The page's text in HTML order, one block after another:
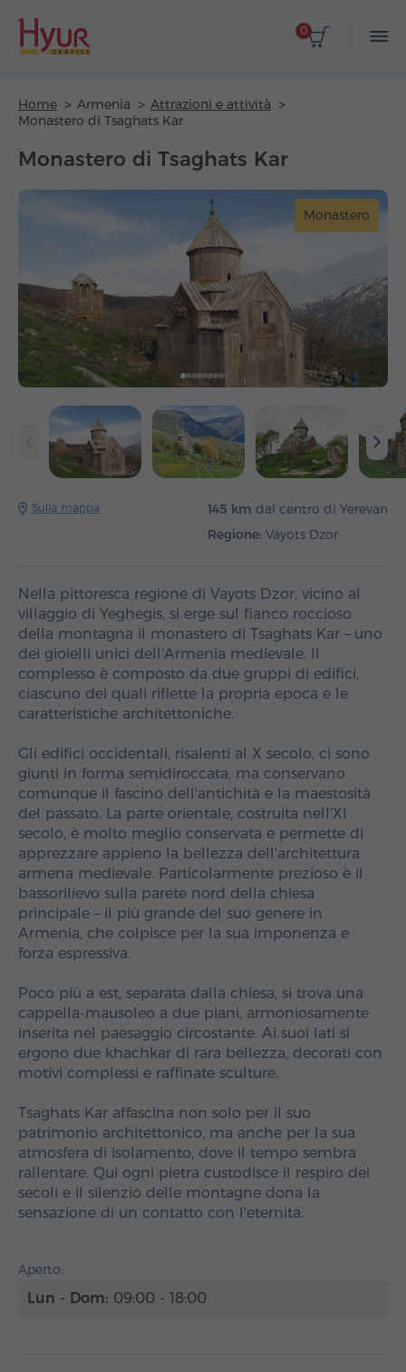
0
Home Armenia
Attrazioni e attività
Monastero di Tsaghats Kar
Monastero di Tsaghats Kar
Monastero
Sulla mappa 145 km dal centro di Yerevan
Regione: Vayots Dzor
Nella pittoresca regione di Vayots Dzor, vicino al
villaggio di Yeghegis, si erge sul fianco roccioso
della montagna il monastero di Tsaghats Kar – uno
dei gioielli unici dell'Armenia medievale. Il
complesso è composto da due gruppi di edifici,
ciascuno dei quali riflette la propria epoca e le
caratteristiche architettoniche.
Gli edifici occidentali, risalenti al X secolo, ci sono
giunti in forma semidiroccata, ma conservano
comunque il fascino dell'antichità e la maestosità
del passato. La parte orientale, costruita nell'XI
secolo, è molto meglio conservata e permette di
apprezzare appieno la bellezza dell'architettura
armena medievale. Particolarmente prezioso è il
bassorilievo sulla parete nord della chiesa
principale – il più grande del suo genere in
Armenia, che colpisce per la sua imponenza e
forza espressiva.
Poco più a est, separata dalla chiesa, si trova una
cappella-mausoleo a due piani, armoniosamente
inserita nel paesaggio circostante. Ai suoi lati si
ergono due khachkar di rara bellezza, decorati con
motivi complessi e raffinate sculture.
Tsaghats Kar affascina non solo per il suo
patrimonio architettonico, ma anche per la sua
atmosfera di isolamento, dove il tempo sembra
rallentare. Qui ogni pietra custodisce il respiro dei
secoli e il silenzio delle montagne dona la
sensazione di un contatto con l'eternità.
Aperto:
Lun - Dom: 09:00 - 18:00